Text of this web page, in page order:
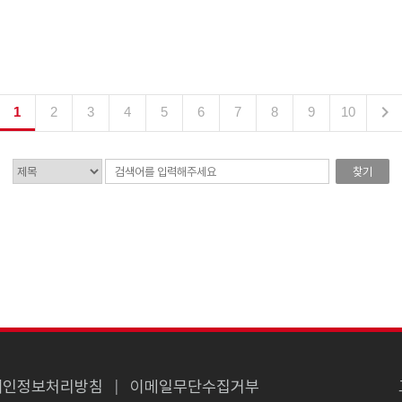
1 2 3 4 5 6 7 8 9 10 
찾기
정보처리방침 이메일무단수집거부